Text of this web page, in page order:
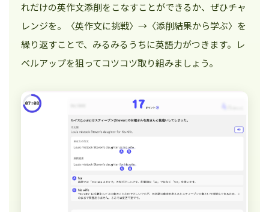
れだけの英作文添削をこなすことができるか、ぜひチャ
レンジを。〈英作文に挑戦〉→〈添削結果から学ぶ〉を
繰り返すことで、みるみるうちに英語力がつきます。レ
ベルアップを狙ってコツコツ取り組みましょう。